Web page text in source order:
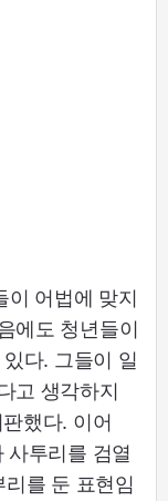
이 어법에 맞지
에도 청년들이
다. 그들이 일
고 생각하지
했다. 이어
사투리를 검열
를 둔 표현임